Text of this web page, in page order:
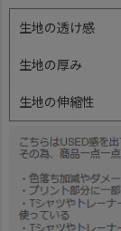
生地の透け感
生地の厚み
生地の伸縮性